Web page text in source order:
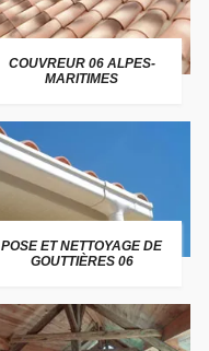
COUVREUR 06 ALPES-
MARITIMES
POSE ET NETTOYAGE DE
GOUTTIÈRES 06